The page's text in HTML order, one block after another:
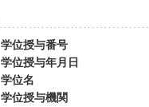
学位授与番号
学位授与年月日
学位名
学位授与機関